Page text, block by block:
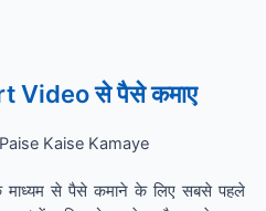
Video से पैसे कमाए
से पैसे कमाने के लिए सबसे पहले